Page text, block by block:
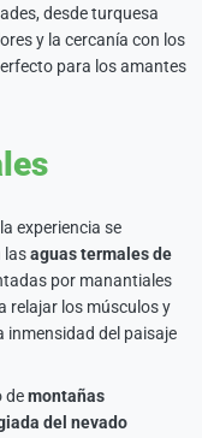
desde turquesa
y la cercanía con los
para los amantes
experiencia se
lasaguas termales de
por manantiales
relajar los músculos y
inmensidad del paisaje
demontañas
del nevado